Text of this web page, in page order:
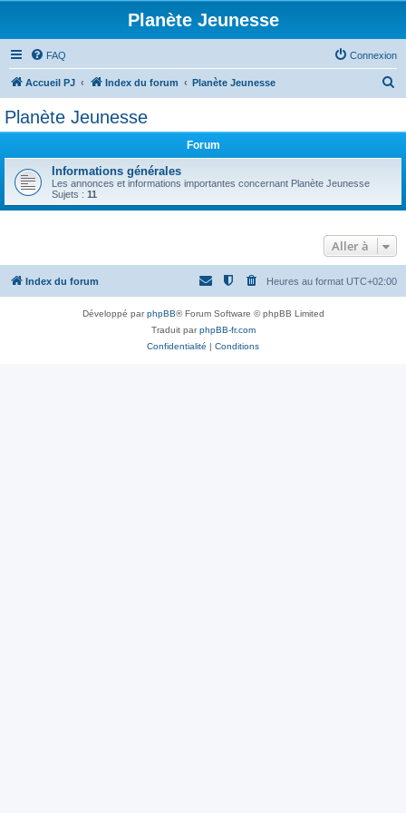
Planète Jeunesse
FAQ Connexion
Accueil PJ Index du forum Planète Jeunesse
c
e
r
Planète Jeunesse
Forum
Informations générales
Les annonces et informations importantes concernant Planète Jeunesse
Sujets : 11
Aller à
Index du forum Heures au format UTC+02:00
Développé parphpBB® Forum Software © phpBB Limited
Traduit parphpBB-fr.com
Confidentialité | Conditions